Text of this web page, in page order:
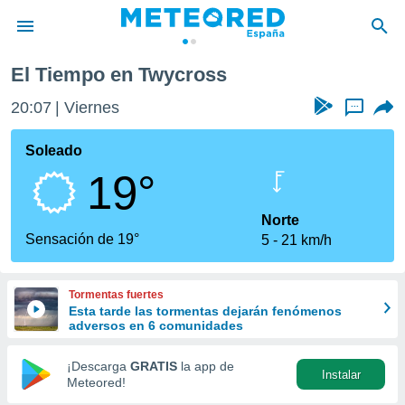
de
por
que se
calidad.
a este
las
y
forma
digital
basada
El Tiempo en Twycross
20:07 Viernes ...
Soleado
19°
Sensación de 19°
Norte
5
21 km/h
Tormentas fuertes
Esta tarde las tormentas dejarán fenómenos
adversos en 6 comunidades
¡Descarga GRATIS la app de
Meteored!
Instalar